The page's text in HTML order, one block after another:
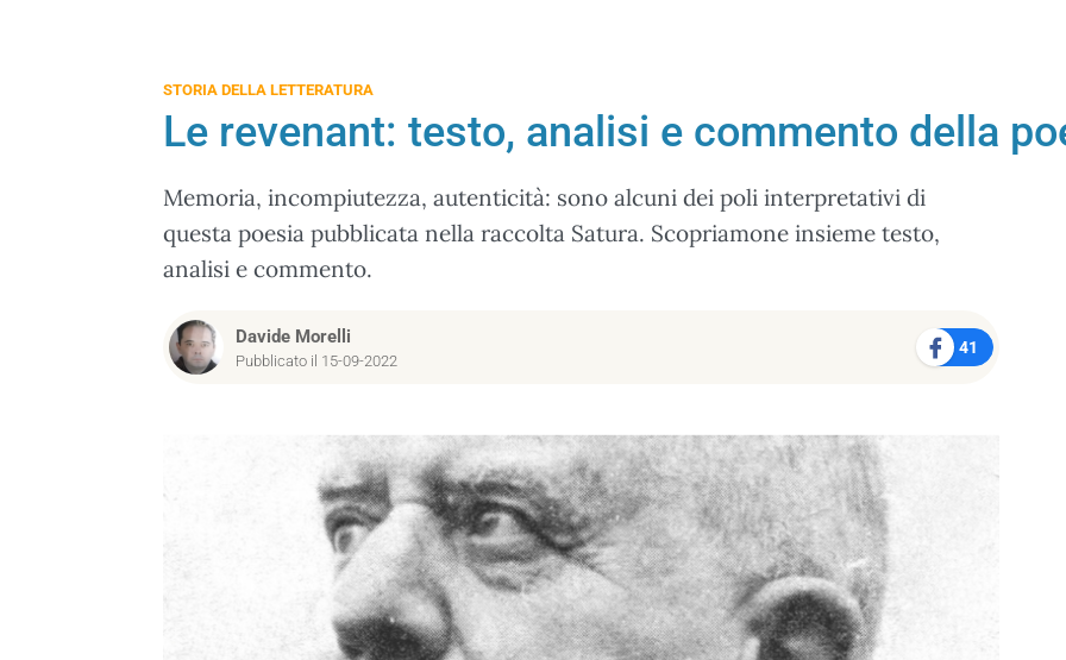
STORIA DELLA LETTERATURA
Le revenant: testo, analisi e commento della
Memoria, incompiutezza, autenticità: sono alcuni dei poli interpretativi di
questa poesia pubblicata nella raccolta Satura. Scopriamone insieme testo,
analisi e commento.
Davide Morelli
Pubblicato il 15-09-2022
41